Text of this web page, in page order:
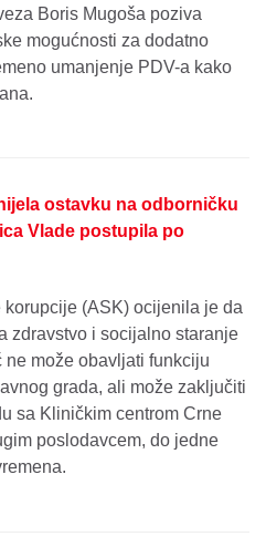
Boris Mugoša poziva
mogućnosti za dodatno
umanjenje PDV-a kako
ostavku na odborničku
Vlade postupila po
(ASK) ocijenila je da
zdravstvo i socijalno staranje
može obavljati funkciju
grada, ali može zaključiti
sa Kliničkim centrom Crne
poslodavcem, do jedne